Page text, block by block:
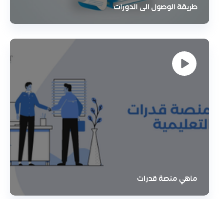
طريقة الوصول الى الدورات
ماهي منصة قدرات